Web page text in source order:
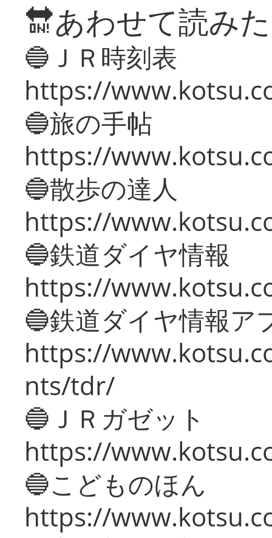
🔛あわせて読み
🔵ＪＲ時刻表
https://
🔵旅の手帖
https://
🔵散歩の達人
https://
🔵鉄道ダイヤ情報
https://
🔵鉄道ダイヤ情報ア
https://
nts/tdr/
🔵ＪＲガゼット
https://
🔵こどものほん
https://